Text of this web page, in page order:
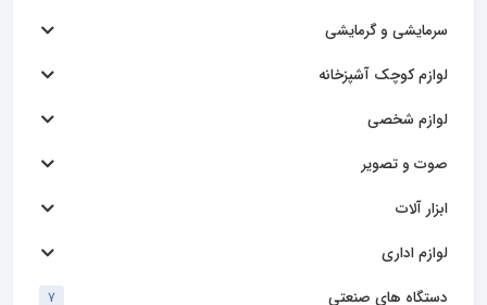
سرمایشی و گرمایشی
لوازم کوچک آشپزخانه
لوازم شخصی
صوت و تصویر
ابزار آلات
لوازم اداری
دستگاه های صنعتی
7